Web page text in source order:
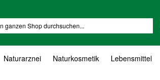
Naturarznei Naturkosmetik Lebensmittel